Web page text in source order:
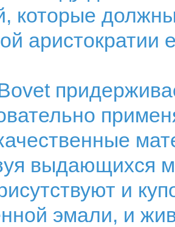
которые
аристократии
выдающихся
и
эмали, и